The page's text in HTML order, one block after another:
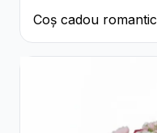
Coș cadou romantic